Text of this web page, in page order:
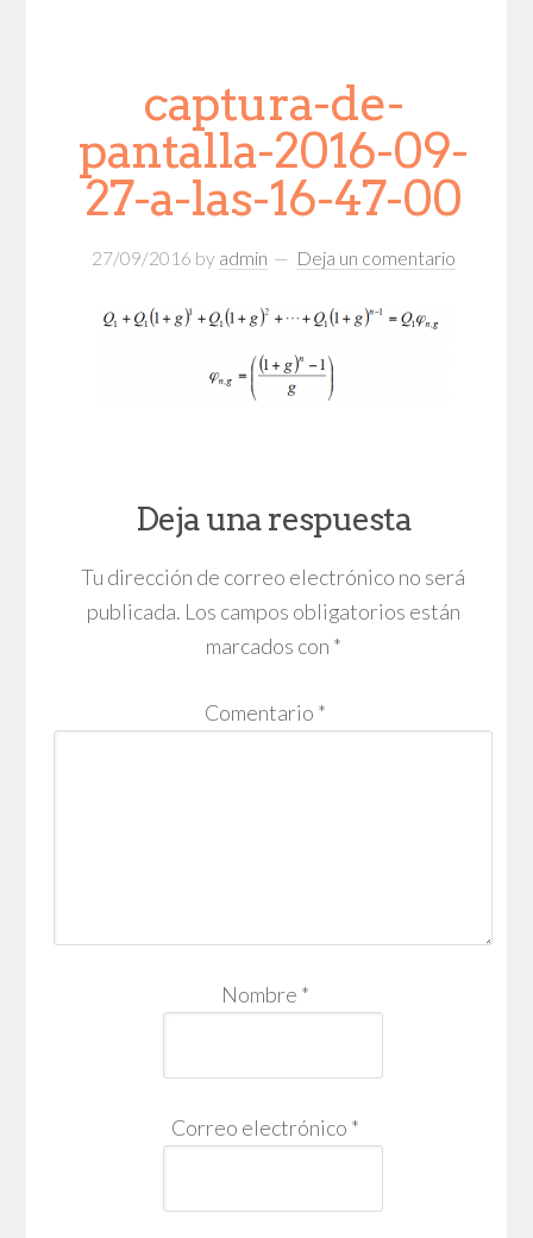
captura-de-
pantalla-2016-09-
27-a-las-16-47-00
27/09/2016 by admin Deja un comentario
Deja una respuesta
Tu dirección de correo electrónico no será
publicada. Los campos obligatorios están
marcados con *
Comentario *
Nombre *
Correo electrónico *